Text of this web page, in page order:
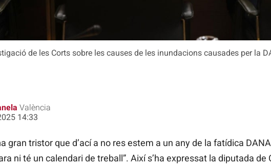
de les Corts sobre les causes de les inundacions causades per la
València
14:33
gran tristor que d’ací a no res estem a un any de la fatídica
ni té un calendari de treball”. Així s’ha expressat la diputada de